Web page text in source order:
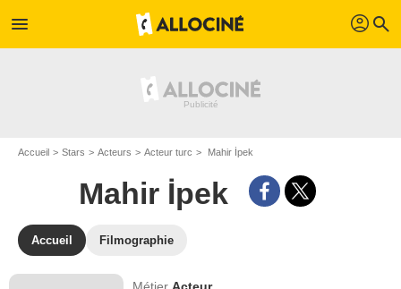
menu profil search
Accueil Stars Acteurs Acteur turc Mahir İpek
Mahir İpek
Accueil Filmographie